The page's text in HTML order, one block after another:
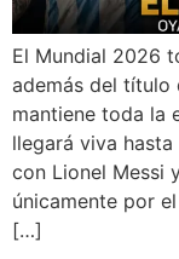
El Mundial 2026
además del título
mantiene toda la
llegará viva
con Lionel Messi
únicamente por
[…]